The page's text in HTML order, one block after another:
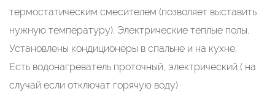
термостатическим смесителем (позволяет выставить
нужную температуру). Электрические теплые полы.
Установлены кондиционеры в спальне и на кухне.
Есть водонагреватель проточный, электрический ( на
случай если отключат горячую воду)